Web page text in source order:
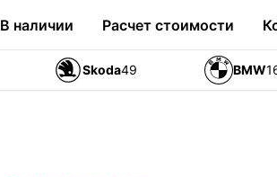
В наличии Расчет стоимости
Skoda49 BMW